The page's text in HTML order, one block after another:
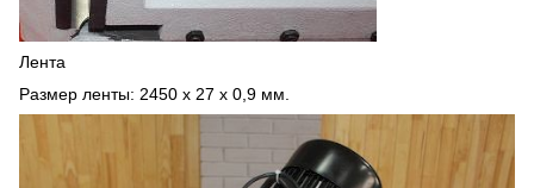
Лента
Размер ленты: 2450 x 27 x 0,9 мм.